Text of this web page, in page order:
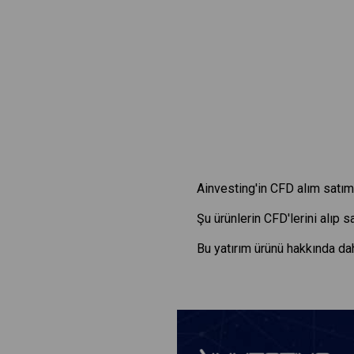
Ainvesting'in CFD alım
Şu ürünlerin CFD'lerini alıp
Bu yatırım ürünü hakkında